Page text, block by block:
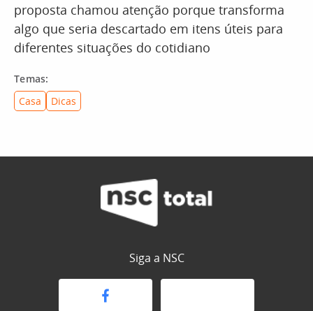
proposta chamou atenção porque transforma
algo que seria descartado em itens úteis para
diferentes situações do cotidiano
Temas:
Casa
Dicas
Siga a NSC